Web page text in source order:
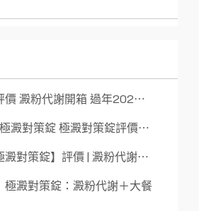
價 澱粉代謝開箱 過年202⋯
澱對策錠 極澱對策錠評價⋯
澱對策錠】評價 | 澱粉代謝⋯
極澱對策錠：澱粉代謝＋大餐